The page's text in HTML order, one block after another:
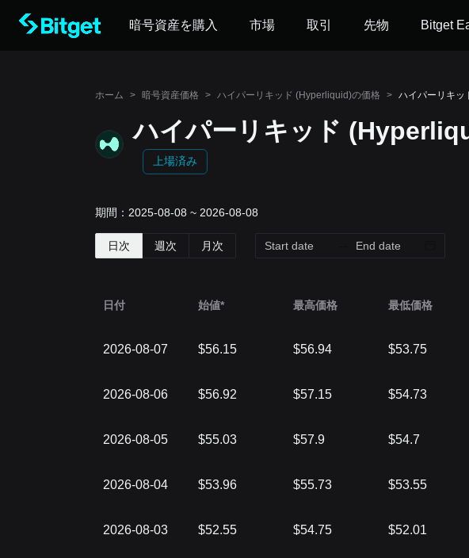
暗号資産を購入 市場 取引 先物 Bitget
ホーム > 暗号資産価格 > ハイパーリキッド (Hyperliquid)の価格 > ハイパーリキッ
ハイパーリキッド
上場済み
期間：2025-08-08 ~ 2026-08-08
日次 週次 月次
日付 始値* 最高価格 最低価格
2026-08-07 $56.15 $56.94 $53.75
2026-08-06 $56.92 $57.15 $54.73
2026-08-05 $55.03 $57.9 $54.7
2026-08-04 $53.96 $55.73 $53.55
2026-08-03 $52.55 $54.75 $52.01